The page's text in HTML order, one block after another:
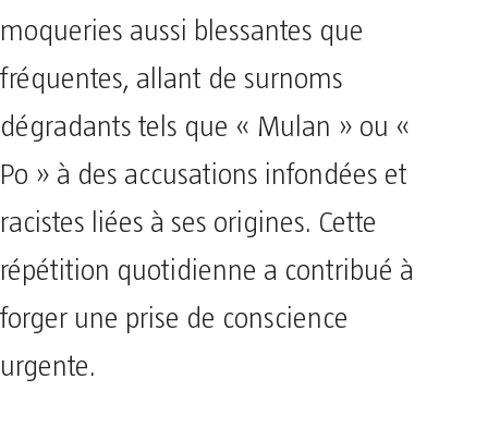
moqueries aussi blessantes que
fréquentes, allant de surnoms
dégradants tels que « Mulan » ou «
Po » à des accusations infondées et
racistes liées à ses origines. Cette
répétition quotidienne a contribué à
forger une prise de conscience
urgente.